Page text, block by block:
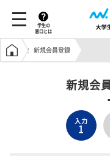
学生の
窓口とは
学生の窓口トップ
新規会員登録
新規会
入力
1